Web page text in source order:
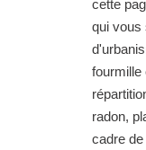
cette
qui vous
fourmille
radon,
cadre